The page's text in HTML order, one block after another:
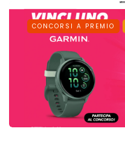
CONCORSI A PREMIO